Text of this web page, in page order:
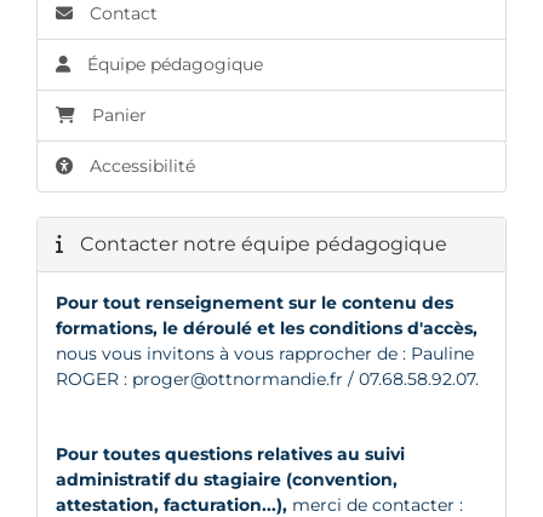
Contact
Équipe pédagogique
Panier
Accessibilité
Contacter notre équipe pédagogique
Pour tout renseignement sur le contenu des
formations, le déroulé et les conditions d'accès,
nous vous invitons à vous rapprocher de : Pauline
ROGER : proger@ottnormandie.fr / 07.68.58.92.07.
Pour toutes questions relatives au suivi
administratif du stagiaire (convention,
attestation, facturation...), merci de contacter :